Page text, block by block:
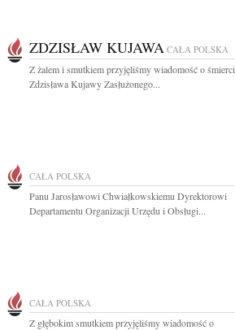
ZDZISŁAW KUJAWA CAŁA POLSKA
Z żalem i smutkiem przyjęliśmy wiadomość o śmierci
Zdzisława Kujawy Zasłużonego...
CAŁA POLSKA
Panu Jarosławowi Chwiałkowskiemu Dyrektorowi
Departamentu Organizacji Urzędu i Obsługi...
CAŁA POLSKA
Z głębokim smutkiem przyjęliśmy wiadomość o